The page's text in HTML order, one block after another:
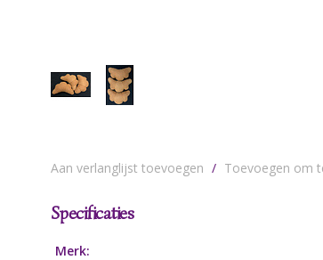
Aan verlanglijst toevoegen / Toevoegen om
Specificaties
Merk: